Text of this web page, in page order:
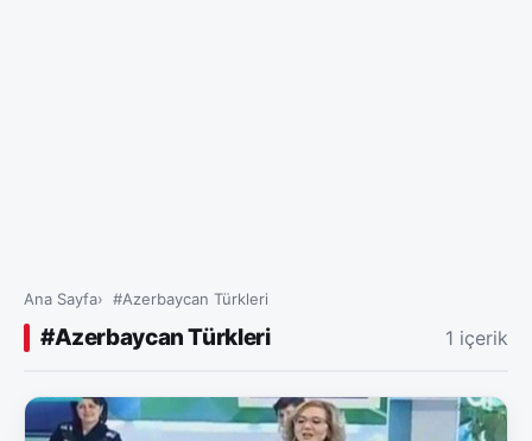
Ana Sayfa #Azerbaycan Türkleri
#Azerbaycan Türkleri 1 içerik